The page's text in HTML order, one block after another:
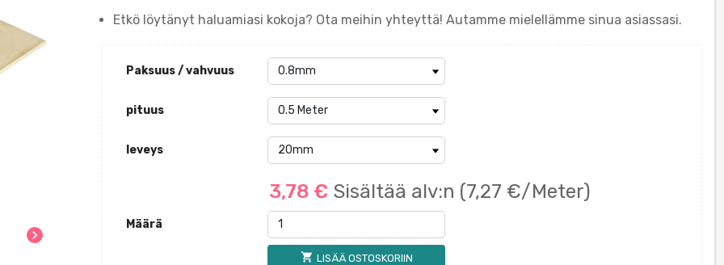
chevron_right
Etkö löytänyt haluamiasi kokoja? Ota meihin yhteyttä! Autamme mielellämme sinua asiassasi.
Paksuus / vahvuus
pituus
leveys
3,78 € Sisältää alv:n (7,27 €/Meter)
Määrä
shopping_cart LISÄÄ OSTOSKORIIN